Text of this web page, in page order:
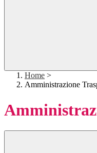
Home >
Amministrazione